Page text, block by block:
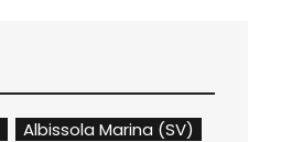
Albissola Marina (SV)